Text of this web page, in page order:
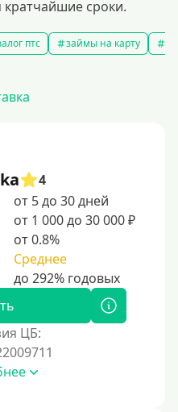
кратчайшие сроки.
птс займы на карту
4
от 5 до 30 дней
от 1 000 до 30 000 ₽
от 0.8%
Среднее
ЦБ: